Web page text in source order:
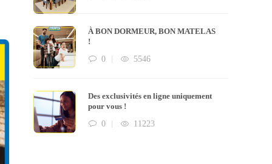
À BON DORMEUR, BON MATELAS
!
0
5546
Des exclusivités en ligne uniquement
pour vous !
0
11223